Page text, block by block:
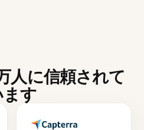
人に信頼されて
ます